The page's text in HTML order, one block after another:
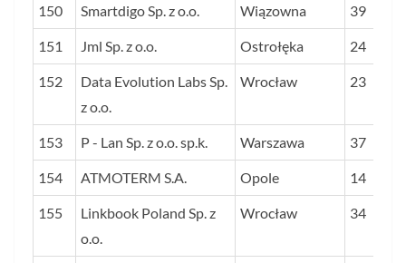
150 Smartdigo Sp. z o.o. Wiązowna 39
151 Jml Sp. z o.o. Ostrołęka 24
152
Data Evolution Labs Sp.
z o.o.
Wrocław 23
153 P - Lan Sp. z o.o. sp.k. Warszawa 37
154 ATMOTERM S.A. Opole 14
155
Linkbook Poland Sp. z
o.o.
Wrocław 34